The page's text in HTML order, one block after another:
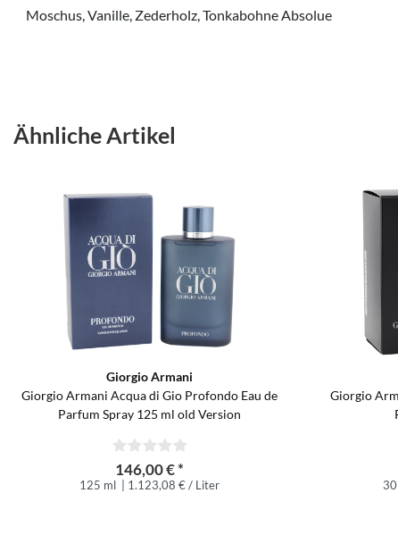
Moschus, Vanille, Zederholz, Tonkabohne Absolue
Ähnliche Artikel
Giorgio Armani
Giorgio Armani Acqua di Gio Profondo Eau de
Parfum Spray 125 ml old Version
146,00 € *
125 ml | 1.123,08 € / Liter
Giorgio